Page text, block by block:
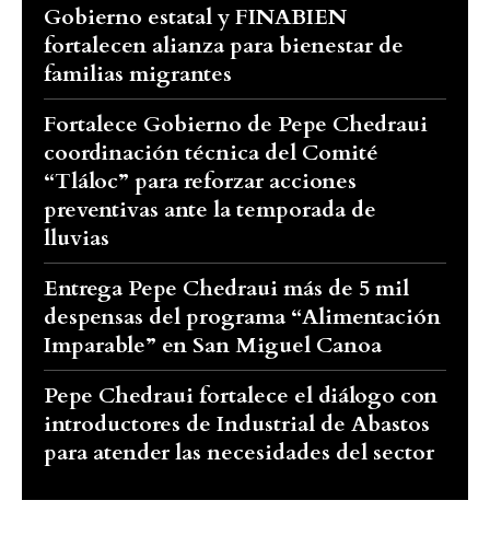
Gobierno estatal y FINABIEN
fortalecen alianza para bienestar de
familias migrantes
Fortalece Gobierno de Pepe Chedraui
coordinación técnica del Comité
“Tláloc” para reforzar acciones
preventivas ante la temporada de
lluvias
Entrega Pepe Chedraui más de 5 mil
despensas del programa “Alimentación
Imparable” en San Miguel Canoa
Pepe Chedraui fortalece el diálogo con
introductores de Industrial de Abastos
para atender las necesidades del sector